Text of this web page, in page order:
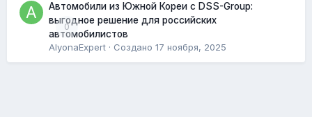
0
Автомобили из Южной Кореи с DSS-Group:
выгодное решение для российских
автомобилистов
AlyonaExpert · Создано 17 ноября, 2025